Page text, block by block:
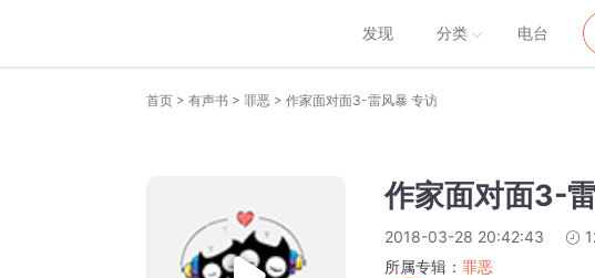
发现 分类 电台
首页 > 有声书 > 罪恶 > 作家面对面3-雷风暴 专访
作家面对面3-
2018-03-28 20:42:43
所属专辑： 罪恶